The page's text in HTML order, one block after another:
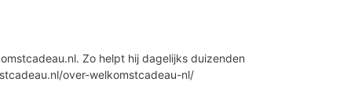
Zo helpt hij dagelijks duizenden
over-welkomstcadeau-nl/